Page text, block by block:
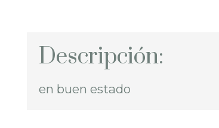
Descripción:
en buen estado